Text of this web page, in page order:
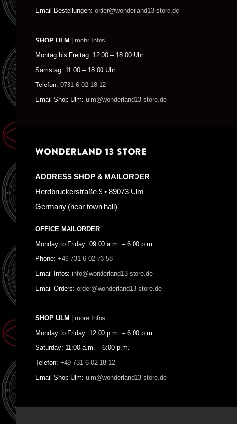
Email Bestellungen: order@wonderland13-store.de
SHOP ULM | mehr Infos
Montag bis Freitag: 12:00 – 18:00 Uhr
Samstag: 11:00 – 18:00 Uhr
Telefon: 0731-6 02 18 12
Email Shop Ulm: ulm@wonderland13-store.de
WONDERLAND 13 STORE
ADDRESS SHOP & MAILORDER
Herdbruckerstraße 9 • 89073 Ulm
Germany (near town hall)
OFFICE MAILORDER
Monday to Friday: 09:00 a.m. – 6:00 p.m
Phone: +49 731-6 02 73 58
Email Infos: info@wonderland13-store.de
Email Orders: order@wonderland13-store.de
SHOP ULM | more Infos
Monday to Friday: 12:00 p.m. – 6:00 p.m
Saturday: 11:00 a.m. – 6:00 p.m.
Telefon: +49 731-6 02 18 12
Email Shop Ulm: ulm@wonderland13-store.de